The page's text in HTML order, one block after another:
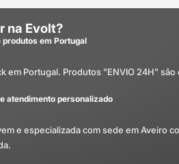
na Evolt?
produtos em Portugal
em Portugal. Produtos "ENVIO 24H"
atendimento personalizado
e especializada com sede em Aveiro